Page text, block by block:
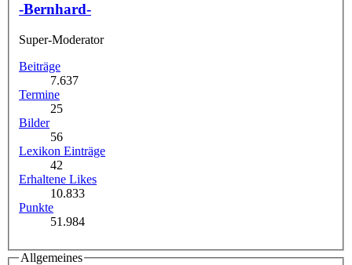
-Bernhard-
Super-Moderator
Beiträge
7.637
Termine
25
Bilder
56
Lexikon Einträge
42
Erhaltene Likes
10.833
Punkte
51.984
Allgemeines